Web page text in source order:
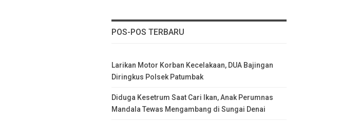
POS-POS TERBARU
Larikan Motor Korban Kecelakaan, DUA Bajingan
Diringkus Polsek Patumbak
Diduga Kesetrum Saat Cari Ikan, Anak Perumnas
Mandala Tewas Mengambang di Sungai Denai